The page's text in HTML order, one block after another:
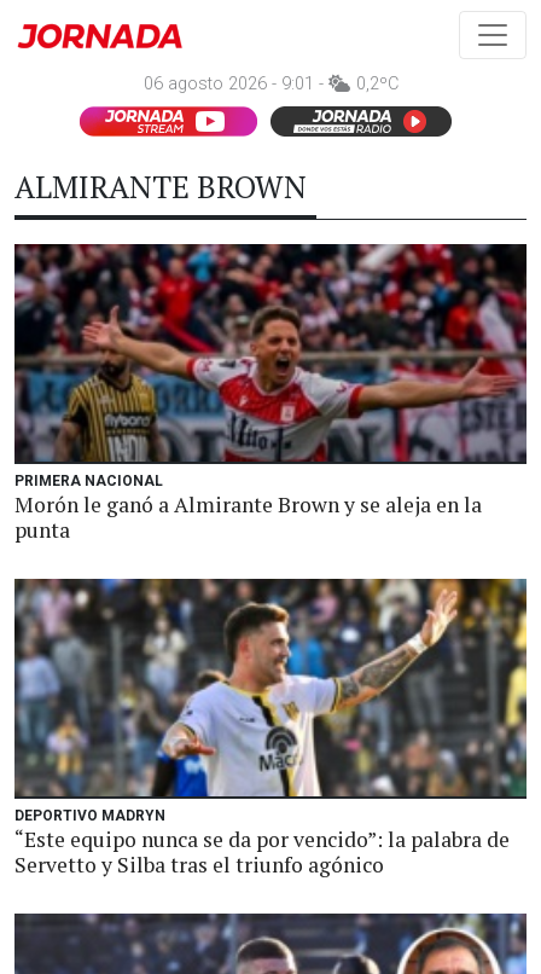
06 agosto 2026 - 9:01 - 0,2ºC
ALMIRANTE BROWN
PRIMERA NACIONAL
Morón le ganó a Almirante Brown y se aleja en la
punta
DEPORTIVO MADRYN
“Este equipo nunca se da por vencido”: la palabra de
Servetto y Silba tras el triunfo agónico